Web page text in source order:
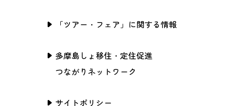
「ツアー・フェア」に関する情報
多摩島しょ移住・定住促進
つながりネットワーク
サイトポリシー